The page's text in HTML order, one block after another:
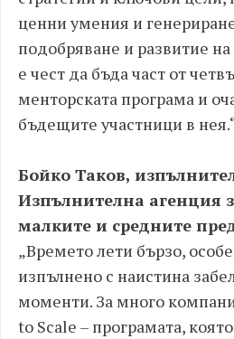
ценни умения и
подобряване и развитие
е чест да бъда част от
менторската програма и
бъдещите участници в
Бойко Таков,
Изпълнителна агенция
малките и средните
„Времето лети бързо,
изпълнено с наистина
моменти. За много
to Scale – програмата,